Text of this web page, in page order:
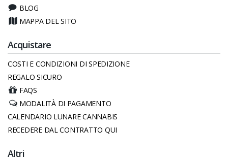
BLOG
MAPPA DEL SITO
Acquistare
COSTI E CONDIZIONI DI SPEDIZIONE
REGALO SICURO
FAQS
MODALITÀ DI PAGAMENTO
CALENDARIO LUNARE CANNABIS
RECEDERE DAL CONTRATTO QUI
Altri